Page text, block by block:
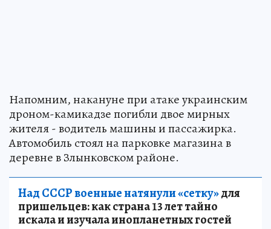
Напомним, накануне при атаке украинским
дроном-камикадзе погибли двое мирных
жителя - водитель машины и пассажирка.
Автомобиль стоял на парковке магазина в
деревне в Злынковском районе.
Над СССР военные натянули «сетку»для
пришельцев: как страна 13 лет тайно
искала и изучала инопланетных гостей